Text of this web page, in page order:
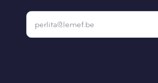
Email